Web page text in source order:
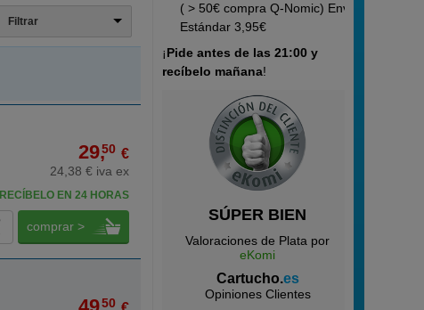
( > 50€ compra Q-Nomic) Envío
Estándar 3,95€
¡Pide antes de las 21:00 y
recíbelo mañana!
SÚPER BIEN
Valoraciones de Plata por
eKomi
Cartucho.es
Opiniones Clientes
Filtrar
29,50 €
24,38 € iva ex
RECÍBELO EN 24 HORAS
comprar >
50